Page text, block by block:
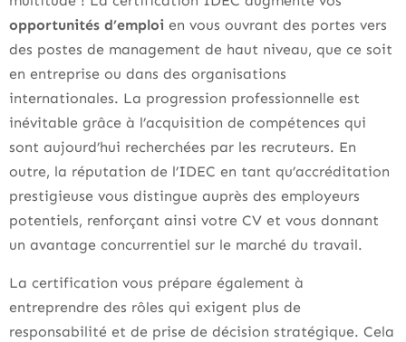
opportunités d’emploi en vous ouvrant des portes vers
des postes de management de haut niveau, que ce soit
en entreprise ou dans des organisations
internationales. La progression professionnelle est
inévitable grâce à l’acquisition de compétences qui
sont aujourd’hui recherchées par les recruteurs. En
outre, la réputation de l’IDEC en tant qu’accréditation
prestigieuse vous distingue auprès des employeurs
potentiels, renforçant ainsi votre CV et vous donnant
un avantage concurrentiel sur le marché du travail.
La certification vous prépare également à
entreprendre des rôles qui exigent plus de
responsabilité et de prise de décision stratégique. Cela